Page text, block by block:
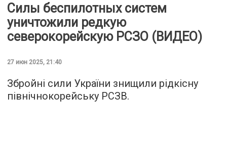
Силы беспилотных систем
уничтожили редкую
северокорейскую РСЗО (ВИДЕО)
27 июн 2025, 21:40
Збройні сили України знищили рідкісну
північнокорейську РСЗВ.